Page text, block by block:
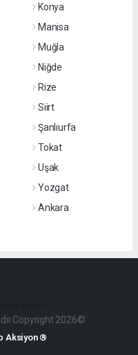
Konya
Manisa
Muğla
Niğde
Rize
Siirt
Şanlıurfa
Tokat
Uşak
Yozgat
Ankara
2026©
Aksiyon ®